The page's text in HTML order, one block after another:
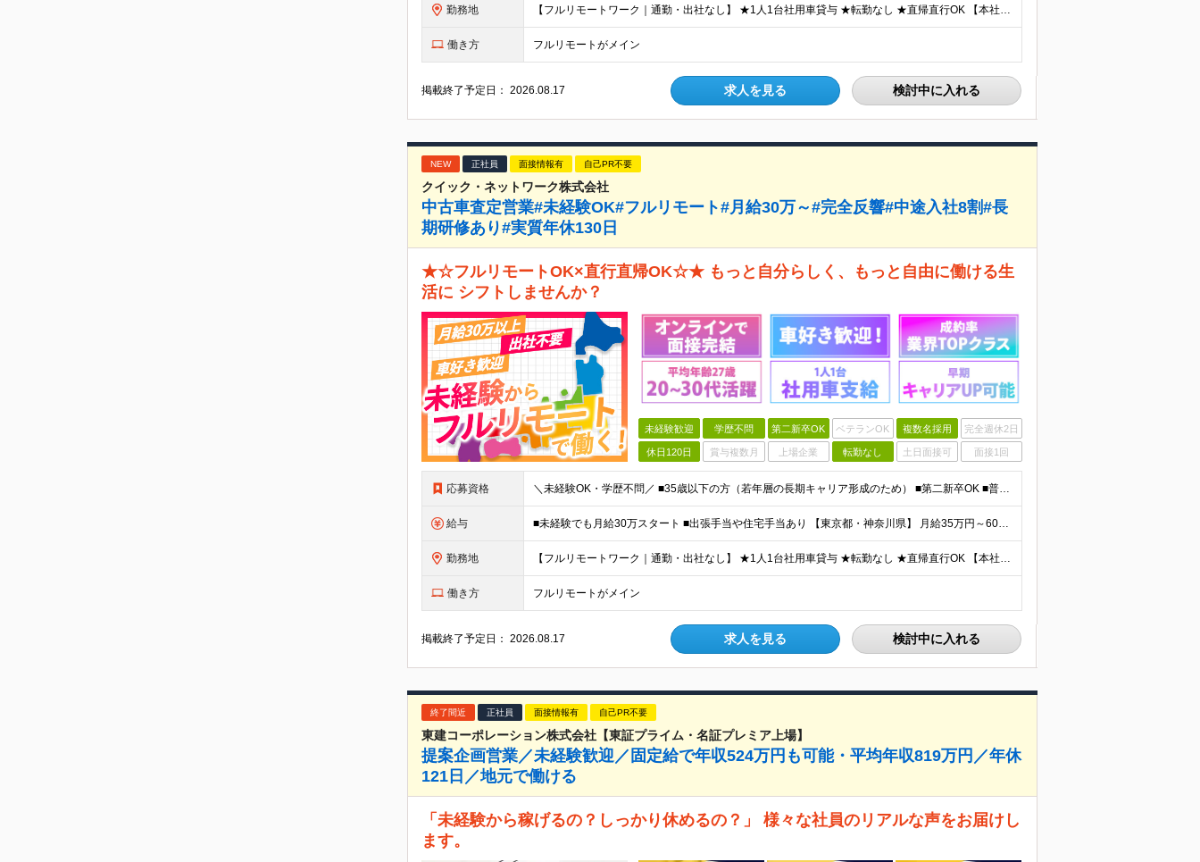
勤務地 【フルリモートワーク｜通勤・出社なし】 ★1人1台社用車貸与 ★転勤なし ★直帰直行OK 【本社】 兵庫県神戸市中央区明石町44 神戸御幸ビル4F ★☆積極採用中☆★ ◆北海道・東北：札幌／福島／
働き方 フルリモートがメイン
掲載終了予定日：2026.08.17 求人を見る 検討中に入れる
NEW 正社員 面接情報有 自己PR不要
クイック・ネットワーク株式会社
中古車査定営業#未経験OK#フルリモート#月給30万～#完全反響#中途入社8割#長
期研修あり#実質年休130日
★☆フルリモートOK×直行直帰OK☆★ もっと自分らしく、もっと自由に働ける生
活に シフトしませんか？
未経験歓迎 学歴不問 第二新卒OK ベテランOK 複数名採用 完全週休2日
休日120日 賞与複数月 上場企業 転勤なし 土日面接可 面接1回
応募資格 ＼未経験OK・学歴不問／ ■35歳以下の方（若年層の長期キャリア形成のため） ■第二新卒OK ■普通自動車免許（AT）をお持ちの方 ▼▽こんな方はぜひご応募ください！▽▼ 「車の運転が好き！」 「地
給与 ■未経験でも月給30万スタート ■出張手当や住宅手当あり 【東京都・神奈川県】 月給35万円～60万円＋インセンティブ＋賞与＋諸手当 上記月給は、月42時間分の固定残業代（月8万3900円以上）を含
勤務地 【フルリモートワーク｜通勤・出社なし】 ★1人1台社用車貸与 ★転勤なし ★直帰直行OK 【本社】 兵庫県神戸市中央区明石町44 神戸御幸ビル4F ★☆積極採用中☆★ ◆北海道・東北：札幌／福島／
働き方 フルリモートがメイン
掲載終了予定日：2026.08.17 求人を見る 検討中に入れる
終了間近 正社員 面接情報有 自己PR不要
東建コーポレーション株式会社【東証プライム・名証プレミア上場】
提案企画営業／未経験歓迎／固定給で年収524万円も可能・平均年収819万円／年休
121日／地元で働ける
「未経験から稼げるの？しっかり休めるの？」 様々な社員のリアルな声をお届けし
ます。